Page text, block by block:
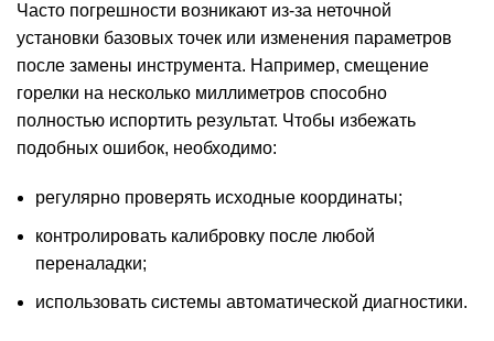
Часто погрешности возникают из-за неточной
установки базовых точек или изменения параметров
после замены инструмента. Например, смещение
горелки на несколько миллиметров способно
полностью испортить результат. Чтобы избежать
подобных ошибок, необходимо:
регулярно проверять исходные координаты;
контролировать калибровку после любой
переналадки;
использовать системы автоматической диагностики.